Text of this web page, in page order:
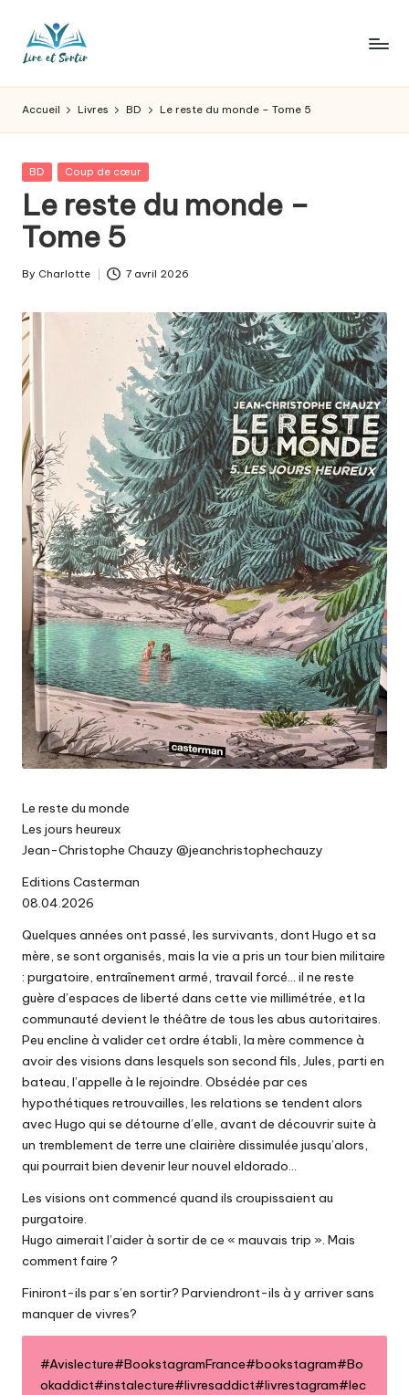
L
ir
e
e
t
s
o
r
t
ir
pour
les
goûts,
des
sorties
pour
Accueil Livres BD Le reste du monde – Tome 5
Posted
BD Coup de cœur
Le reste du monde –
Tome 5
Posted
By Charlotte 7 avril 2026
Le reste du monde
Les jours heureux
Jean-Christophe Chauzy @jeanchristophechauzy
Editions Casterman
08.04.2026
Quelques années ont passé, les survivants, dont Hugo et sa
mère, se sont organisés, mais la vie a pris un tour bien militaire
: purgatoire, entraînement armé, travail forcé… il ne reste
guère d’espaces de liberté dans cette vie millimétrée, et la
communauté devient le théâtre de tous les abus autoritaires.
Peu encline à valider cet ordre établi, la mère commence à
avoir des visions dans lesquels son second fils, Jules, parti en
bateau, l’appelle à le rejoindre. Obsédée par ces
hypothétiques retrouvailles, les relations se tendent alors
avec Hugo qui se détourne d’elle, avant de découvrir suite à
un tremblement de terre une clairière dissimulée jusqu’alors,
qui pourrait bien devenir leur nouvel eldorado…
Les visions ont commencé quand ils croupissaient au
purgatoire.
Hugo aimerait l’aider à sortir de ce « mauvais trip ». Mais
comment faire ?
Finiront-ils par s’en sortir? Parviendront-ils à y arriver sans
manquer de vivres?
#Avislecture#BookstagramFrance#bookstagram#Bo
okaddict#instalecture#livresaddict#livrestagram#lec